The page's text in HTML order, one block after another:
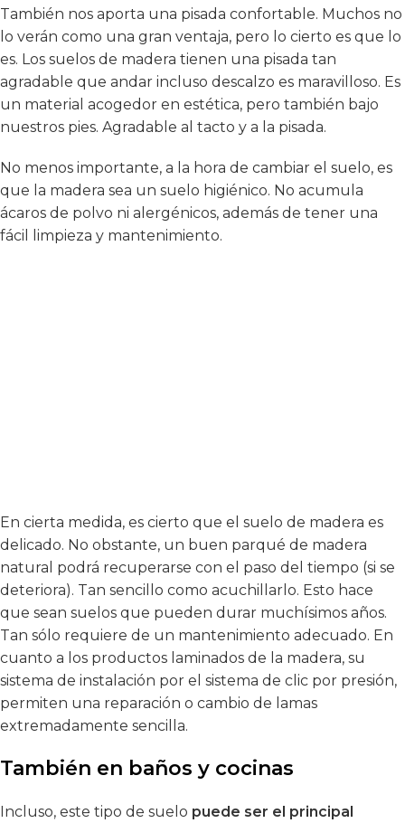
También nos aporta una pisada confortable. Muchos no
lo verán como una gran ventaja, pero lo cierto es que lo
es. Los suelos de madera tienen una pisada tan
agradable que andar incluso descalzo es maravilloso. Es
un material acogedor en estética, pero también bajo
nuestros pies. Agradable al tacto y a la pisada.
No menos importante, a la hora de cambiar el suelo, es
que la madera sea un suelo higiénico. No acumula
ácaros de polvo ni alergénicos, además de tener una
fácil limpieza y mantenimiento.
En cierta medida, es cierto que el suelo de madera es
delicado. No obstante, un buen parqué de madera
natural podrá recuperarse con el paso del tiempo (si se
deteriora). Tan sencillo como acuchillarlo. Esto hace
que sean suelos que pueden durar muchísimos años.
Tan sólo requiere de un mantenimiento adecuado. En
cuanto a los productos laminados de la madera, su
sistema de instalación por el sistema de clic por presión,
permiten una reparación o cambio de lamas
extremadamente sencilla.
También en baños y cocinas
Incluso, este tipo de suelo puede ser el principal